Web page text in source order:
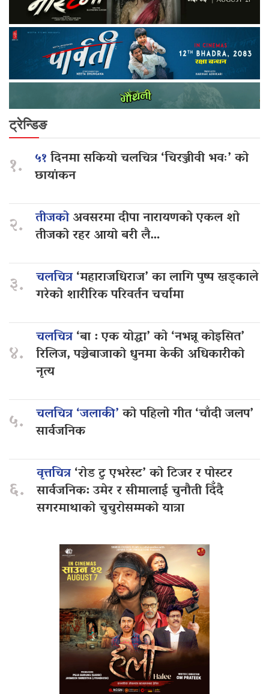
ट्रेन्डिङ
१. ५१दिनमा सकियो चलचित्र ‘चिरञ्जीवी भवः’ को
छायांकन
२. तीजकोअवसरमा दीपा नारायणको एकल शो
तीजको रहर आयो बरी लै…
३. चलचित्र‘महाराजधिराज’ का लागि पुष्प खड्काले
गरेको शारीरिक परिवर्तन चर्चामा
४.
चलचित्र‘बा : एक योद्धा’ को ‘नभन्नू कोइसित’
रिलिज, पञ्चेबाजाको धुनमा केकी अधिकारीको
नृत्य
५. चलचित्र ‘जलाकी’को पहिलो गीत ‘चाँदी जलप’
सार्वजनिक
६.
वृत्तचित्र‘रोड टु एभरेस्ट’ को टिजर र पोस्टर
सार्वजनिक: उमेर र सीमालाई चुनौती दिँदै
सगरमाथाको चुचुरोसम्मको यात्रा